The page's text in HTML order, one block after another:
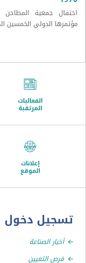
المطاحن
الخمسين المُنعقد
دخول
الصناعة